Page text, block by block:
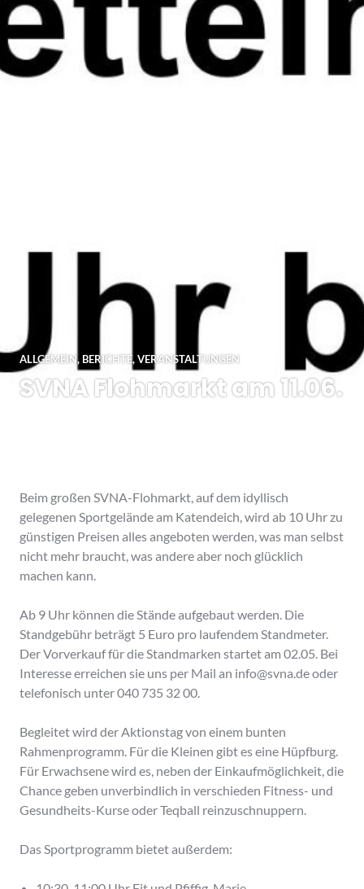
ALLGEMEIN, BERICHTE,VERANSTALTUNGEN
SVNA Flohmarkt am 11.06.
Beim großen SVNA-Flohmarkt, auf dem idyllisch
gelegenen Sportgelände am Katendeich, wird ab 10 Uhr zu
günstigen Preisen alles angeboten werden, was man selbst
nicht mehr braucht, was andere aber noch glücklich
machen kann.
Ab 9 Uhr können die Stände aufgebaut werden. Die
Standgebühr beträgt 5 Euro pro laufendem Standmeter.
Der Vorverkauf für die Standmarken startet am 02.05. Bei
Interesse erreichen sie uns per Mail an info@svna.de oder
telefonisch unter 040 735 32 00.
Begleitet wird der Aktionstag von einem bunten
Rahmenprogramm. Für die Kleinen gibt es eine Hüpfburg.
Für Erwachsene wird es, neben der Einkaufmöglichkeit, die
Chance geben unverbindlich in verschieden Fitness- und
Gesundheits-Kurse oder Teqball reinzuschnuppern.
Das Sportprogramm bietet außerdem: